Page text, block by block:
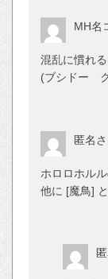
MH名
混乱に慣れ
(ブシドー
匿名
ホロロホル
他に [魔鳥]